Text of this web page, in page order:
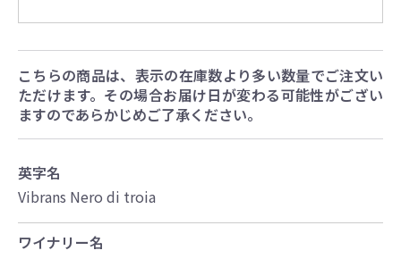
こちらの商品は、表示の在庫数より多い数量でご注文い
ただけます。その場合お届け日が変わる可能性がござい
ますのであらかじめご了承ください。
英字名
Vibrans Nero di troia
ワイナリー名